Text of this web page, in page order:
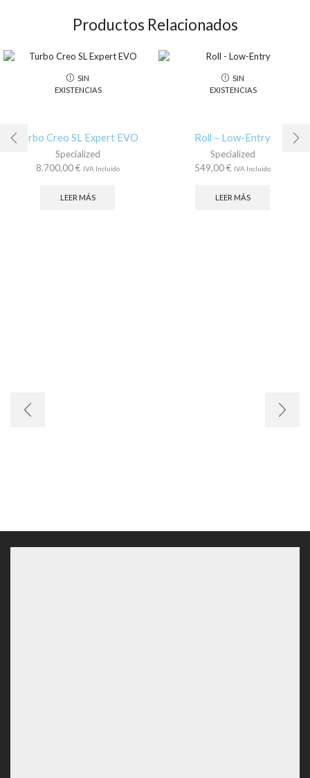
Productos Relacionados
SIN
EXISTENCIAS
Turbo Creo SL Expert EVO
Specialized
8.700,00€ IVA Incluido
LEER MÁS
SIN
EXISTENCIAS
Roll – Low-Entry
Specialized
549,00€ IVA Incluido
LEER MÁS